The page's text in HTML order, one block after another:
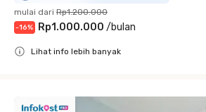
mulai dari Rp1.200.000
-16% Rp1.000.000 /bulan
Lihat info lebih banyak